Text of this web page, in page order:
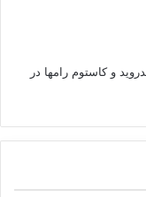
اندروید و کاستوم رامها در